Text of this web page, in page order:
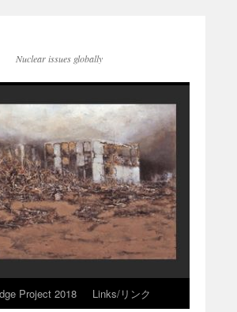
Nuclear issues globally
Project 2018 Links/リンク